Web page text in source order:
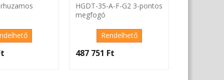
HGDT-35-A-F-G2 3-pontos
megfogó
Rendelhető
487 751 Ft‎